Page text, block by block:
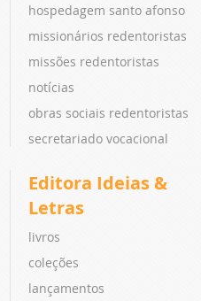
hospedagem santo afonso
missionários redentoristas
missões redentoristas
notícias
obras sociais redentoristas
secretariado vocacional
Editora Ideias &
Letras
livros
coleções
lançamentos